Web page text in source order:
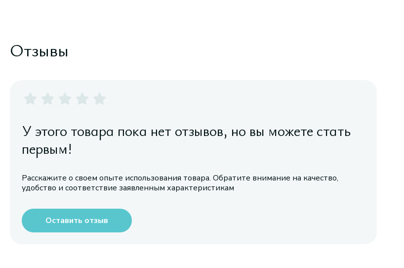
Отзывы
У этого товара пока нет отзывов, но вы можете стать
первым!
Расскажите о своем опыте использования товара. Обратите внимание на качество,
удобство и соответствие заявленным характеристикам
Оставить отзыв